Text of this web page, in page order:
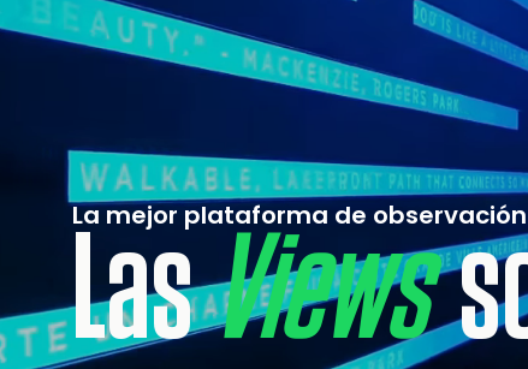
La mejor plataforma de
LasThrills